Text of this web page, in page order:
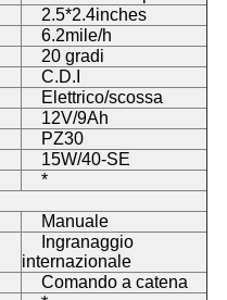
2.5*2.4inches
6.2mile/h
20 gradi
C.D.I
Elettrico/scossa
12V/9Ah
PZ30
15W/40-SE
*
Manuale
Ingranaggio
internazionale
Comando a catena